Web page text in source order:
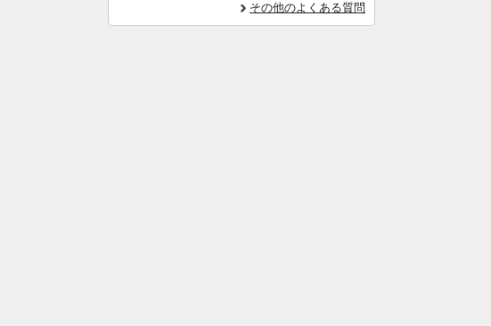
その他のよくある質問